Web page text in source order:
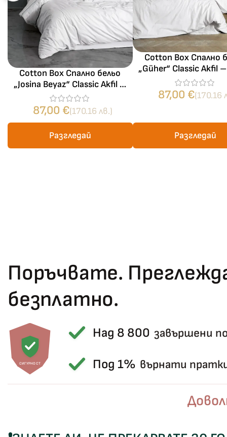
Cotton Box Спално бельо
„Josina Beyaz“ Classic Akfil –
100% памук – 6 части – за
спалня
87,00 €(170.16 лв.)
Разгледай
Cotton Box Спално
„Güher“ Classic Akfil
памук – 6 части – за
87,00 €(170.16
Разгледай
Поръчвате.
безплатно.
СИГУРНОСТ
Над 8 800 завършени
Под 1% върнати